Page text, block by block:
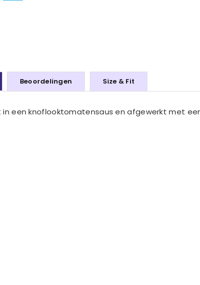
Beoordelingen Size & Fit
een knoflooktomatensaus en afgewerkt met